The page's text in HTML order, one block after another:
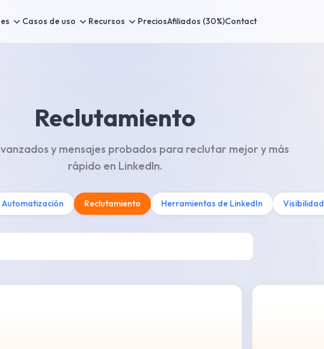
Casos de uso Recursos PreciosAfiliados (30%)Contact
Reclutamiento
y mensajes probados para reclutar mejor y más
rápido en LinkedIn.
Automatización Reclutamiento Herramientas de LinkedIn Visibilidad